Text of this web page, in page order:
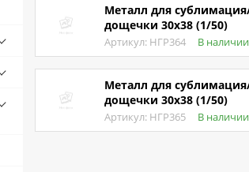
Металл для
дощечки 30х38 (1/50)
Артикул: НГР364 В наличии
Металл для
дощечки 30х38 (1/50)
Артикул: НГР365 В наличии